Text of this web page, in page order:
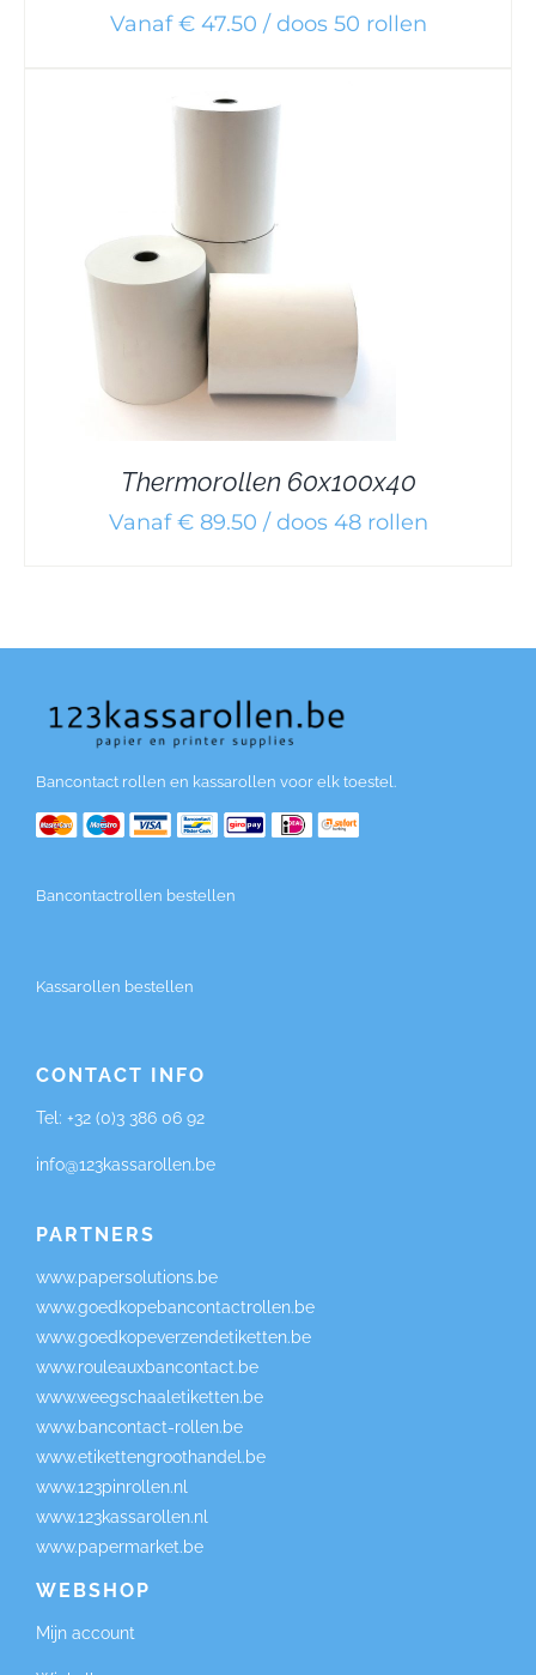
Vanaf € 47.50 / doos 50 rollen
Thermorollen 60x100x40
Vanaf € 89.50 / doos 48 rollen
Bancontact rollen en kassarollen voor elk toestel.
Bancontactrollen bestellen
Kassarollen bestellen
CONTACT INFO
Tel: +32 (0)3 386 06 92
info@123kassarollen.be
PARTNERS
www.papersolutions.be
www.goedkopebancontactrollen.be
www.goedkopeverzendetiketten.be
www.rouleauxbancontact.be
www.weegschaaletiketten.be
www.bancontact-rollen.be
www.etikettengroothandel.be
www.123pinrollen.nl
www.123kassarollen.nl
www.papermarket.be
WEBSHOP
Mijn account